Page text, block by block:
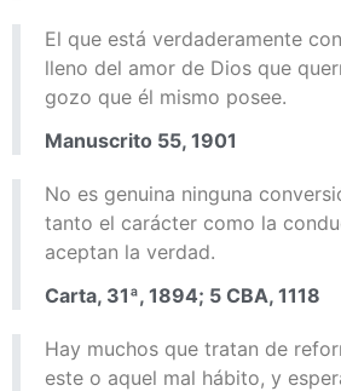
El que está verdaderamente
lleno del amor de Dios que
gozo que él mismo posee.
Manuscrito 55, 1901
No es genuina ninguna
tanto el carácter como la
aceptan la verdad.
Carta, 31ª, 1894; 5 CBA, 1118
Hay muchos que tratan de
este o aquel mal hábito, y